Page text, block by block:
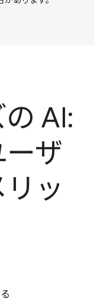
AI:
ザ
ッ